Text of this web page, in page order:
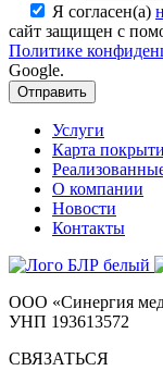
Я согласен(а)
сайт защищен с
Политике
Google.
Услуги
Карта
О компании
Новости
Контакты
ООО «Синергия
УНП 193613572
СВЯЗАТЬСЯ